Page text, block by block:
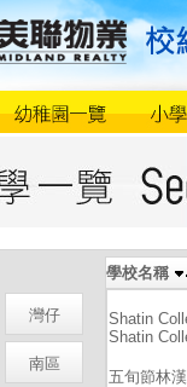
灣仔
南區
學校名稱
Shatin
Shatin
五旬節林